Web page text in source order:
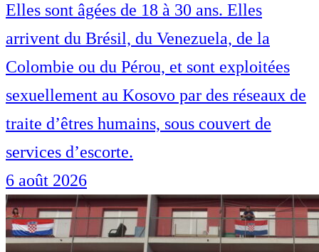
Elles sont âgées de 18 à 30 ans. Elles
arrivent du Brésil, du Venezuela, de la
Colombie ou du Pérou, et sont exploitées
sexuellement au Kosovo par des réseaux de
traite d’êtres humains, sous couvert de
services d’escorte.
6 août 2026